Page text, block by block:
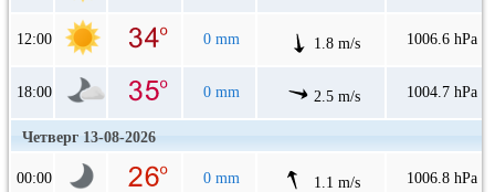
12:00 0 mm 1.8 m/s 1006.6 hPa
18:00 0 mm 2.5 m/s 1004.7 hPa
Четверг 13-08-2026
00:00 0 mm 1.1 m/s 1006.8 hPa